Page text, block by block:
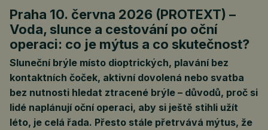
Praha 10. června 2026 (PROTEXT) –
Voda, slunce a cestování po oční
operaci: co je mýtus a co skutečnost?
Sluneční brýle místo dioptrických, plavání bez
kontaktních čoček, aktivní dovolená nebo svatba
bez nutnosti hledat ztracené brýle – důvodů, proč si
lidé naplánují oční operaci, aby si ještě stihli užít
léto, je celá řada. Přesto stále přetrvává mýtus, že